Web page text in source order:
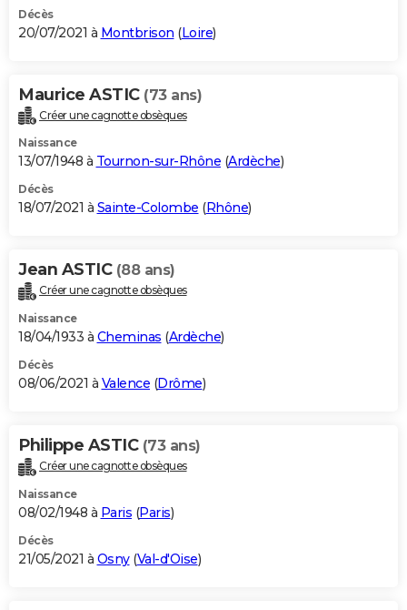
Décès
20/07/2021 à Montbrison (Loire)
Maurice ASTIC (73 ans)
Créer une cagnotte obsèques
Naissance
13/07/1948 à Tournon-sur-Rhône (Ardèche)
Décès
18/07/2021 à Sainte-Colombe (Rhône)
Jean ASTIC (88 ans)
Créer une cagnotte obsèques
Naissance
18/04/1933 à Cheminas (Ardèche)
Décès
08/06/2021 à Valence (Drôme)
Philippe ASTIC (73 ans)
Créer une cagnotte obsèques
Naissance
08/02/1948 à Paris (Paris)
Décès
21/05/2021 à Osny(Val-d'Oise)